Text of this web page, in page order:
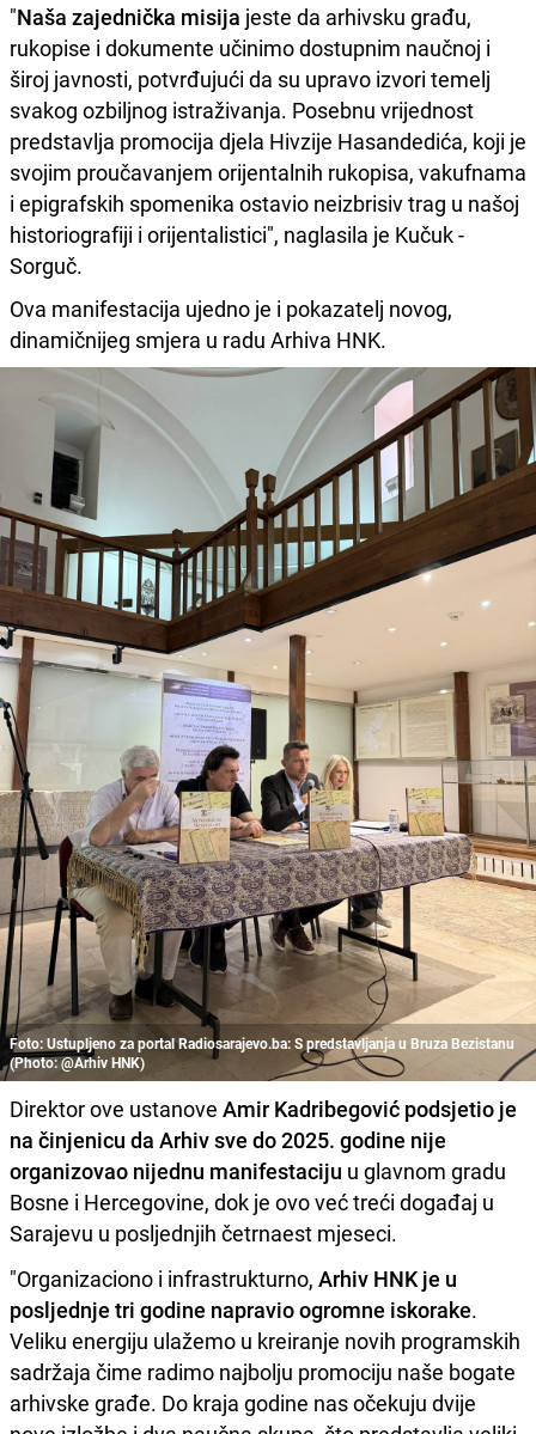
"Naša zajednička misija jeste da arhivsku građu,
rukopise i dokumente učinimo dostupnim naučnoj i
široj javnosti, potvrđujući da su upravo izvori temelj
svakog ozbiljnog istraživanja. Posebnu vrijednost
predstavlja promocija djela Hivzije Hasandedića, koji je
svojim proučavanjem orijentalnih rukopisa, vakufnama
i epigrafskih spomenika ostavio neizbrisiv trag u našoj
historiografiji i orijentalistici", naglasila je Kučuk -
Sorguč.
Ova manifestacija ujedno je i pokazatelj novog,
dinamičnijeg smjera u radu Arhiva HNK.
Foto: Ustupljeno za portal Radiosarajevo.ba: S predstavljanja u Bruza Bezistanu
(Photo: @Arhiv HNK)
Direktor ove ustanove Amir Kadribegović podsjetio je
na činjenicu da Arhiv sve do 2025. godine nije
organizovao nijednu manifestaciju u glavnom gradu
Bosne i Hercegovine, dok je ovo već treći događaj u
Sarajevu u posljednjih četrnaest mjeseci.
"Organizaciono i infrastrukturno, Arhiv HNK je u
posljednje tri godine napravio ogromne iskorake.
Veliku energiju ulažemo u kreiranje novih programskih
sadržaja čime radimo najbolju promociju naše bogate
arhivske građe. Do kraja godine nas očekuju dvije